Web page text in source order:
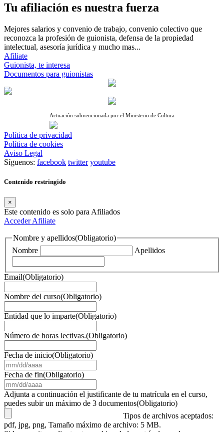
Tu afiliación es nuestra fuerza
Mejores salarios y convenio de trabajo, convenio colectivo que
reconozca la profesión de guionista, defensa de la propiedad
intelectual, asesoría jurídica y mucho mas...
Afiliate
Guionista, te interesa
Documentos para guionistas
Actuación subvencionada por el Ministerio de Cultura
Política de privacidad
Política de cookies
Aviso Legal
Síguenos: facebook twitter youtube
Contenido restringido
×
Este contenido es solo para Afiliados
AccederAfiliate
Nombre y apellidos(Obligatorio)
Nombre
Apellidos
Email(Obligatorio)
Nombre del curso(Obligatorio)
Entidad que lo imparte(Obligatorio)
Número de horas lectivas.(Obligatorio)
Fecha de inicio(Obligatorio)
barra
DD
barra
AAAA
Fecha de fin(Obligatorio)
barra
DD
Adjunta a continuación el justificante de tu matrícula en el curso,
puedes subir un máximo de 3 documentos(Obligatorio)
Tipos de archivos aceptados:
pdf, jpg, png, Tamaño máximo de archivo: 5 MB.